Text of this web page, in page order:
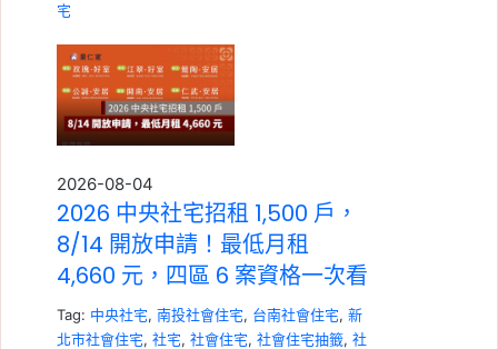
宅
2026-08-04
2026 中央社宅招租 1,500 戶，
8/14 開放申請！最低月租
4,660 元，四區 6 案資格一次看
Tag: 中央社宅, 南投社會住宅, 台南社會住宅, 新
北市社會住宅, 社宅, 社會住宅, 社會住宅抽籤, 社